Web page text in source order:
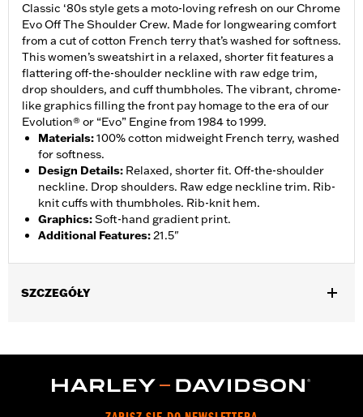
Classic ‘80s style gets a moto-loving refresh on our Chrome
Evo Off The Shoulder Crew. Made for longwearing comfort
from a cut of cotton French terry that’s washed for softness.
This women’s sweatshirt in a relaxed, shorter fit features a
flattering off-the-shoulder neckline with raw edge trim,
drop shoulders, and cuff thumbholes. The vibrant, chrome-
like graphics filling the front pay homage to the era of our
Evolution® or “Evo” Engine from 1984 to 1999.
Materials:100% cotton midweight French terry, washed
for softness.
Design Details: Relaxed, shorter fit. Off-the-shoulder
neckline. Drop shoulders. Raw edge neckline trim. Rib-
knit cuffs with thumbholes. Rib-knit hem.
Graphics:Soft-hand gradient print.
Additional Features:21.5"
SZCZEGÓŁY
WARRANTY:2 year limited warranty – Go towww.h-
Imported